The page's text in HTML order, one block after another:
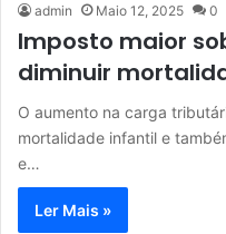
admin Maio 12, 2025 0
Imposto maior
diminuir
O aumento na carga
mortalidade infantil e
e…
Ler Mais »